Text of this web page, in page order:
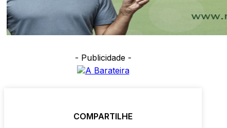
- Publicidade -
COMPARTILHE